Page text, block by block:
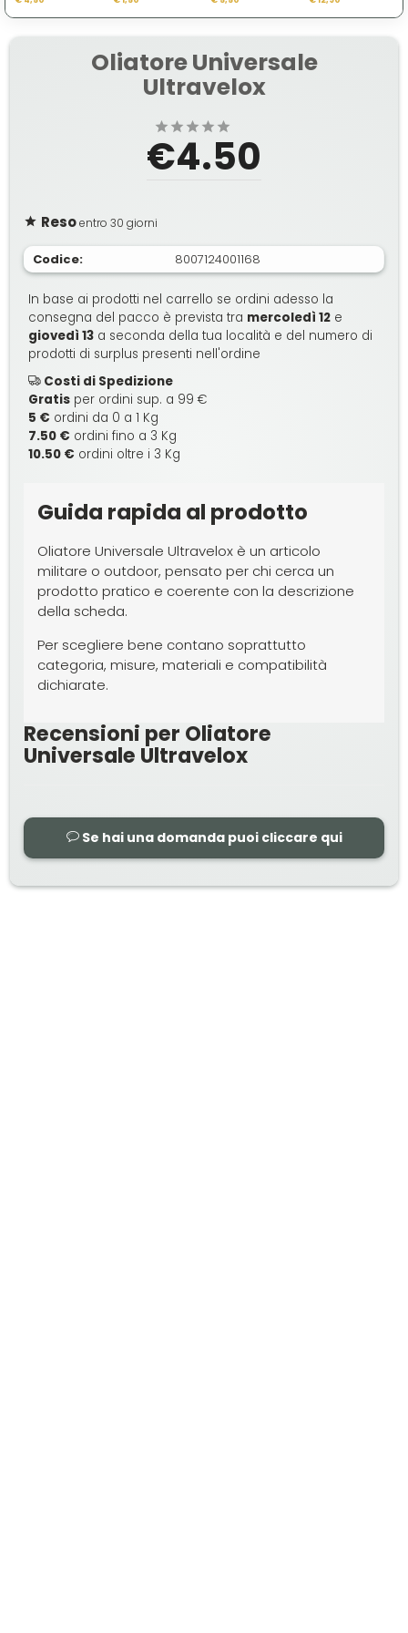
Oliatore Universale
Ultravelox
€4.50
Resoentro 30 giorni
Codice: 8007124001168
In base ai prodotti nel carrello se ordini adesso la
consegna del pacco è prevista tra mercoledì 12 e
giovedì 13 a seconda della tua località e del numero di
prodotti di surplus presenti nell'ordine
Costi di Spedizione
Gratis per ordini sup. a 99 €
5 € ordini da 0 a 1 Kg
7.50 € ordini fino a 3 Kg
10.50 € ordini oltre i 3 Kg
Guida rapida al prodotto
Oliatore Universale Ultravelox è un articolo
militare o outdoor, pensato per chi cerca un
prodotto pratico e coerente con la descrizione
della scheda.
Per scegliere bene contano soprattutto
categoria, misure, materiali e compatibilità
dichiarate.
Recensioni per Oliatore
Universale Ultravelox
Se hai una domanda puoi cliccare qui